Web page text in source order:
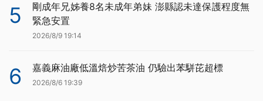
5
剛成年兄姊養8名未成年弟妹 澎縣認未達保護程度無
緊急安置
2026/8/9 19:14
6 嘉義麻油廠低溫焙炒苦茶油 仍驗出苯駢芘超標
2026/8/6 19:39